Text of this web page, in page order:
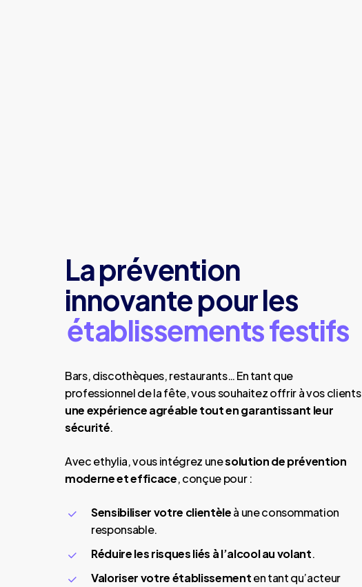
La prévention
innovante pour les
établissements festifs
Bars, discothèques, restaurants… En tant que
professionnel de la fête, vous souhaitez offrir à vos clients
une expérience agréable tout en garantissant leur
sécurité.
Avec ethylia, vous intégrez unesolution de prévention
moderne et efficace, conçue pour :
Sensibiliser votre clientèleà une consommation
responsable.
Réduire les risques liés à l’alcool au volant.
Valoriser votre établissementen tant qu’acteur